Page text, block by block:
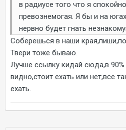
в радиусе того что я
превознемогая. Я бы и на
нервно будет гнать
Соберешься в наши
Твери тоже бываю.
Лучше ссылку кидай сюда,в
видно,стоит ехать или нет,все
ехать.